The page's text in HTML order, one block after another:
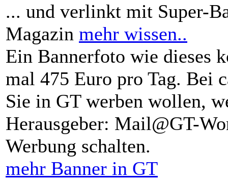
... und verlinkt mit Super-
Magazin mehr wissen..
Ein Bannerfoto wie dieses
mal 475 Euro pro Tag. Bei
Sie in GT werben wollen,
Herausgeber: Mail@GT-
Werbung schalten.
mehr Banner in GT